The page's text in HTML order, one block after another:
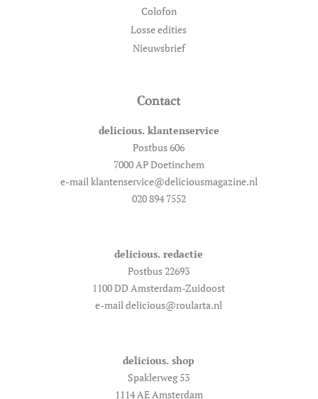
Colofon
Losse edities
Nieuwsbrief
Contact
delicious. klantenservice
Postbus 606
7000 AP Doetinchem
e-mail klantenservice@deliciousmagazine.nl
020 894 7552
delicious. redactie
Postbus 22693
1100 DD Amsterdam-Zuidoost
e-mail delicious@roularta.nl
delicious. shop
Spaklerweg 53
1114 AE Amsterdam